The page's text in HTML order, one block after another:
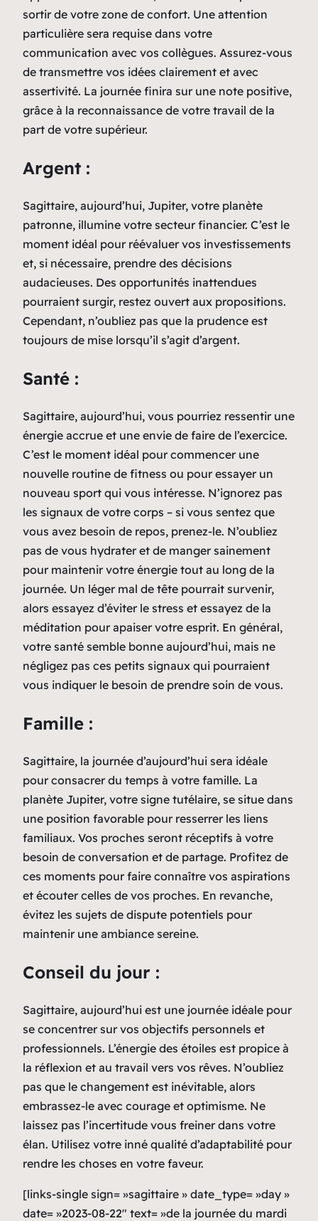
sortir de votre zone de confort. Une attention
particulière sera requise dans votre
communication avec vos collègues. Assurez-vous
de transmettre vos idées clairement et avec
assertivité. La journée finira sur une note positive,
grâce à la reconnaissance de votre travail de la
part de votre supérieur.
Argent :
Sagittaire, aujourd’hui, Jupiter, votre planète
patronne, illumine votre secteur financier. C’est le
moment idéal pour réévaluer vos investissements
et, si nécessaire, prendre des décisions
audacieuses. Des opportunités inattendues
pourraient surgir, restez ouvert aux propositions.
Cependant, n’oubliez pas que la prudence est
toujours de mise lorsqu’il s’agit d’argent.
Santé :
Sagittaire, aujourd’hui, vous pourriez ressentir une
énergie accrue et une envie de faire de l’exercice.
C’est le moment idéal pour commencer une
nouvelle routine de fitness ou pour essayer un
nouveau sport qui vous intéresse. N’ignorez pas
les signaux de votre corps – si vous sentez que
vous avez besoin de repos, prenez-le. N’oubliez
pas de vous hydrater et de manger sainement
pour maintenir votre énergie tout au long de la
journée. Un léger mal de tête pourrait survenir,
alors essayez d’éviter le stress et essayez de la
méditation pour apaiser votre esprit. En général,
votre santé semble bonne aujourd’hui, mais ne
négligez pas ces petits signaux qui pourraient
vous indiquer le besoin de prendre soin de vous.
Famille :
Sagittaire, la journée d’aujourd’hui sera idéale
pour consacrer du temps à votre famille. La
planète Jupiter, votre signe tutélaire, se situe dans
une position favorable pour resserrer les liens
familiaux. Vos proches seront réceptifs à votre
besoin de conversation et de partage. Profitez de
ces moments pour faire connaître vos aspirations
et écouter celles de vos proches. En revanche,
évitez les sujets de dispute potentiels pour
maintenir une ambiance sereine.
Conseil du jour :
Sagittaire, aujourd’hui est une journée idéale pour
se concentrer sur vos objectifs personnels et
professionnels. L’énergie des étoiles est propice à
la réflexion et au travail vers vos rêves. N’oubliez
pas que le changement est inévitable, alors
embrassez-le avec courage et optimisme. Ne
laissez pas l’incertitude vous freiner dans votre
élan. Utilisez votre inné qualité d’adaptabilité pour
rendre les choses en votre faveur.
[links-single sign= »sagittaire » date_type= »day »
date= »2023-08-22″ text= »de la journée du mardi